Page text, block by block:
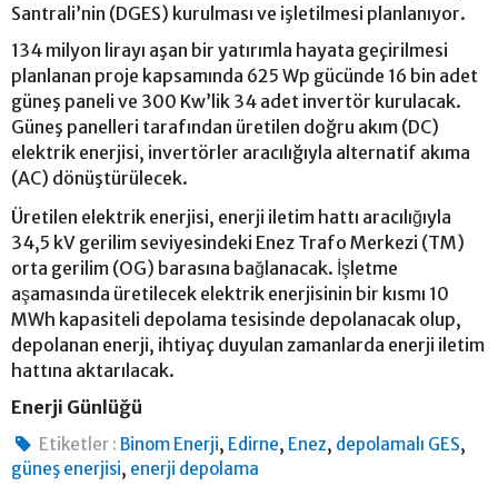
Santrali’nin (DGES) kurulması ve işletilmesi planlanıyor.
134 milyon lirayı aşan bir yatırımla hayata geçirilmesi
planlanan proje kapsamında 625 Wp gücünde 16 bin adet
güneş paneli ve 300 Kw’lik 34 adet invertör kurulacak.
Güneş panelleri tarafından üretilen doğru akım (DC)
elektrik enerjisi, invertörler aracılığıyla alternatif akıma
(AC) dönüştürülecek.
Üretilen elektrik enerjisi, enerji iletim hattı aracılığıyla
34,5 kV gerilim seviyesindeki Enez Trafo Merkezi (TM)
orta gerilim (OG) barasına bağlanacak. İşletme
aşamasında üretilecek elektrik enerjisinin bir kısmı 10
MWh kapasiteli depolama tesisinde depolanacak olup,
depolanan enerji, ihtiyaç duyulan zamanlarda enerji iletim
hattına aktarılacak.
Enerji Günlüğü
Etiketler : Binom Enerji, Edirne, Enez, depolamalı GES,
güneş enerjisi, enerji depolama